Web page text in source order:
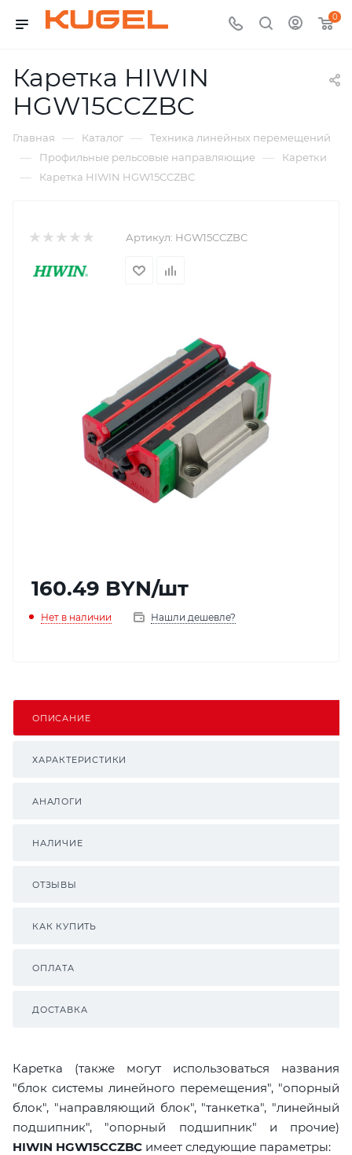
0
Каретка HIWIN
HGW15CCZBC
Главная — Каталог — Техника линейных перемещений
— Профильные рельсовые направляющие — Каретки
— Каретка HIWIN HGW15CCZBC
Артикул: HGW15CCZBC
160.49 BYN/шт
Нет в наличии Нашли дешевле?
ОПИСАНИЕ
ХАРАКТЕРИСТИКИ
АНАЛОГИ
НАЛИЧИЕ
ОТЗЫВЫ
КАК КУПИТЬ
ОПЛАТА
ДОСТАВКА
Каретка (также могут использоваться названия
"блок системы линейного перемещения", "опорный
блок", "направляющий блок", "танкетка", "линейный
подшипник", "опорный подшипник" и прочие)
HIWIN HGW15CCZBC имеет следующие параметры: